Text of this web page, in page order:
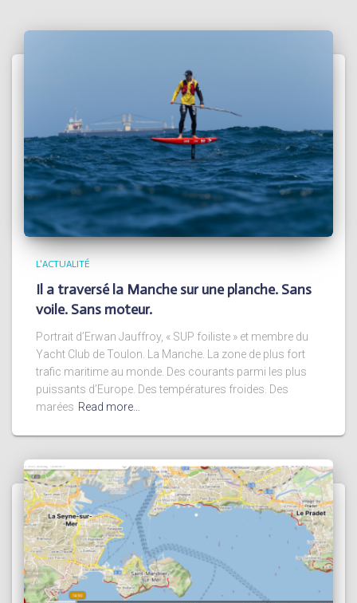
L'ACTUALITÉ
Il a traversé la Manche sur une planche. Sans
voile. Sans moteur.
Portrait d’Erwan Jauffroy, « SUP foiliste » et membre du
Yacht Club de Toulon. La Manche. La zone de plus fort
trafic maritime au monde. Des courants parmi les plus
puissants d’Europe. Des températures froides. Des
marées Read more…